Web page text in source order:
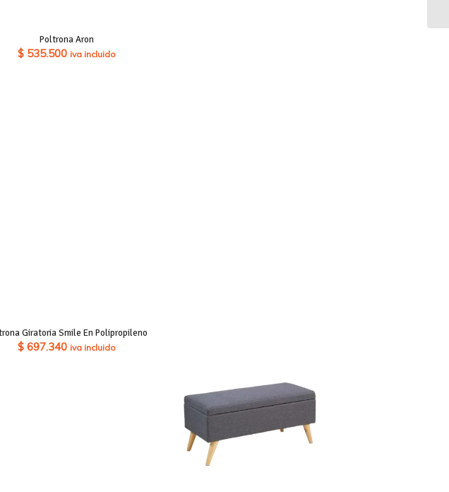
Poltrona Aron
$535.500 iva incluido
Giratoria Smile En Polipropileno
$697.340 iva incluido